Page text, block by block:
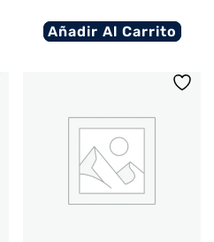
Añadir Al Carrito